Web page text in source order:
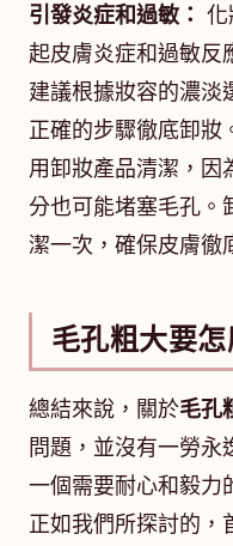
引發炎症和過敏： 化
起皮膚炎症和過敏反
建議根據妝容的濃淡
正確的步驟徹底卸妝
用卸妝產品清潔，因
分也可能堵塞毛孔。
潔一次，確保皮膚徹
毛孔粗大要
總結來說，關於毛孔
問題，並沒有一勞
一個需要耐心和毅力
正如我們所探討的，